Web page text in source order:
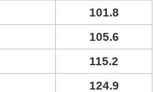
101.8
105.6
115.2
124.9